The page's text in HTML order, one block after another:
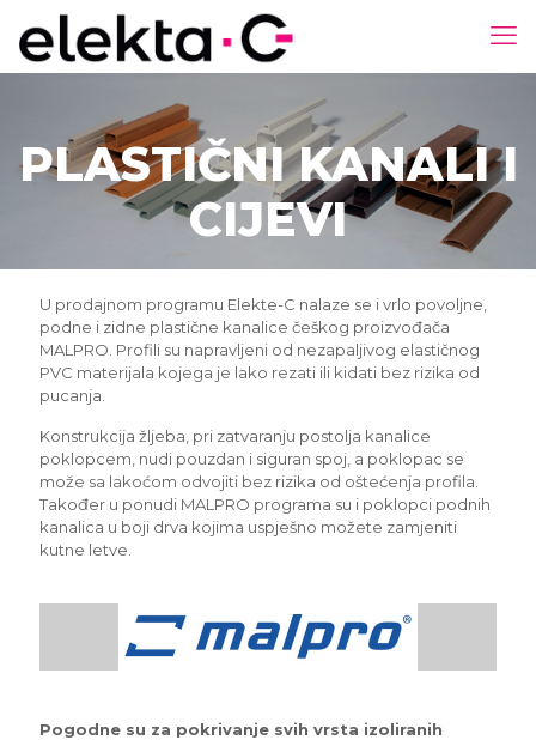
PLASTIČNI KANALI I
CIJEVI
U prodajnom programu Elekte-C nalaze se i vrlo povoljne,
podne i zidne plastične kanalice češkog proizvođača
MALPRO. Profili su napravljeni od nezapaljivog elastičnog
PVC materijala kojega je lako rezati ili kidati bez rizika od
pucanja.
Konstrukcija žljeba, pri zatvaranju postolja kanalice
poklopcem, nudi pouzdan i siguran spoj, a poklopac se
može sa lakoćom odvojiti bez rizika od oštećenja profila.
Također u ponudi MALPRO programa su i poklopci podnih
kanalica u boji drva kojima uspješno možete zamjeniti
kutne letve.
Pogodne su za pokrivanje svih vrsta izoliranih